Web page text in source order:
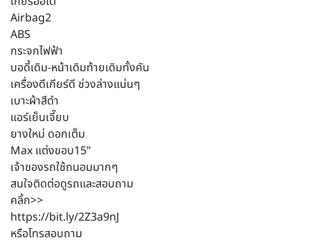
Airbag2
ABS
กระจกไฟฟ้า
บอดี้เดิม-หน้าเดิมท้ายเดิมทั้งคัน
เครื่องดีเกียร์ดี ช่วงล่างแน่นๆ
เบาะผ้า​สีดำ
แอร์เย็นเจี๊ยบ
ยาง​ใหม่ ดอกเต็ม
Max แต่งขอบ15"
เจ้าของรถใช้ถนอมมากๆ
สนใจติดต่อดูรถและสอบถาม
คลิ้ก>>
https://bit.ly/2Z3a9nJ
หรือโทรสอบถาม